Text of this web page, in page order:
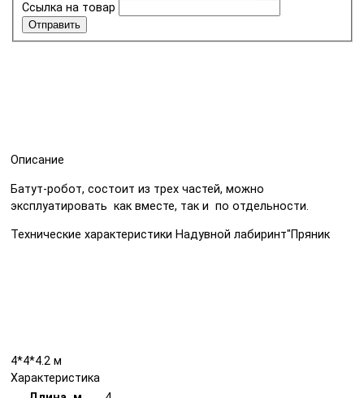
Ссылка на товар
Отправить
Описание
Батут-робот, состоит из трех частей, можно
эксплуатировать как вместе, так и по отдельности.
Технические характеристики Надувной лабиринт"Пряник
4*4*4.2 м
Характеристика